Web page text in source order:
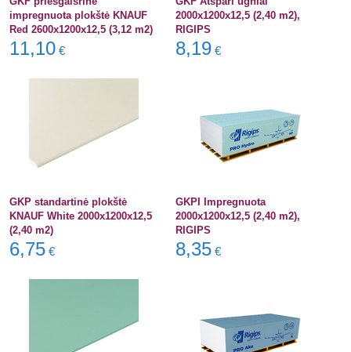
impregnuota plokštė KNAUF
Red 2600x1200x12,5 (3,12 m2)
11,10 €
2000x1200x12,5 (2,40 m2),
RIGIPS
8,19 €
GKP standartinė plokštė
KNAUF White 2000x1200x12,5
(2,40 m2)
6,75 €
GKPI Impregnuota
2000x1200x12,5 (2,40 m2),
RIGIPS
8,35 €